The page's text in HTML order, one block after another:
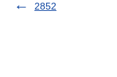
2852